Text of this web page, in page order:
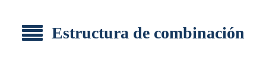
Estructura de combinación